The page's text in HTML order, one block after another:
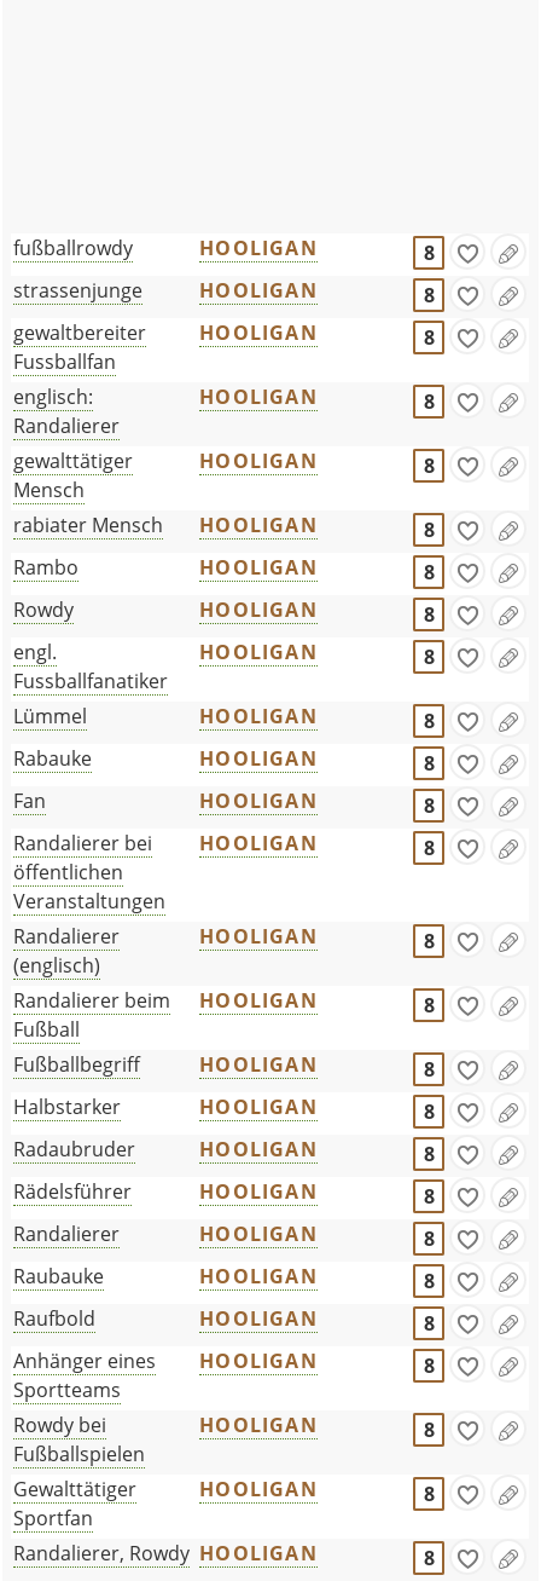
fußballrowdy HOOLIGAN
8
strassenjunge
HOOLIGAN
8
gewaltbereiter
Fussballfan
HOOLIGAN 8
englisch:
Randalierer
HOOLIGAN 8
gewalttätiger
Mensch
HOOLIGAN 8
rabiater Mensch HOOLIGAN
8
Rambo
HOOLIGAN
8
Rowdy
HOOLIGAN
8
engl.
Fussballfanatiker
HOOLIGAN 8
Lümmel HOOLIGAN
8
Rabauke
HOOLIGAN
8
Fan
HOOLIGAN
8
Randalierer bei
öffentlichen
Veranstaltungen
HOOLIGAN 8
Randalierer
(englisch)
HOOLIGAN 8
Randalierer beim
Fußball
HOOLIGAN 8
Fußballbegriff HOOLIGAN
8
Halbstarker
HOOLIGAN
8
Radaubruder
HOOLIGAN
8
Rädelsführer
HOOLIGAN
8
Randalierer
HOOLIGAN
8
Raubauke
HOOLIGAN
8
Raufbold
HOOLIGAN
8
Anhänger eines
Sportteams
HOOLIGAN 8
Rowdy bei
Fußballspielen
HOOLIGAN 8
Gewalttätiger
Sportfan
HOOLIGAN 8
Randalierer, Rowdy HOOLIGAN
8